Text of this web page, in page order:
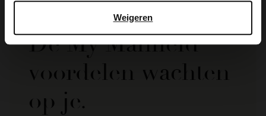
Weigeren
De My Manfield
voordelen wachten
op je.